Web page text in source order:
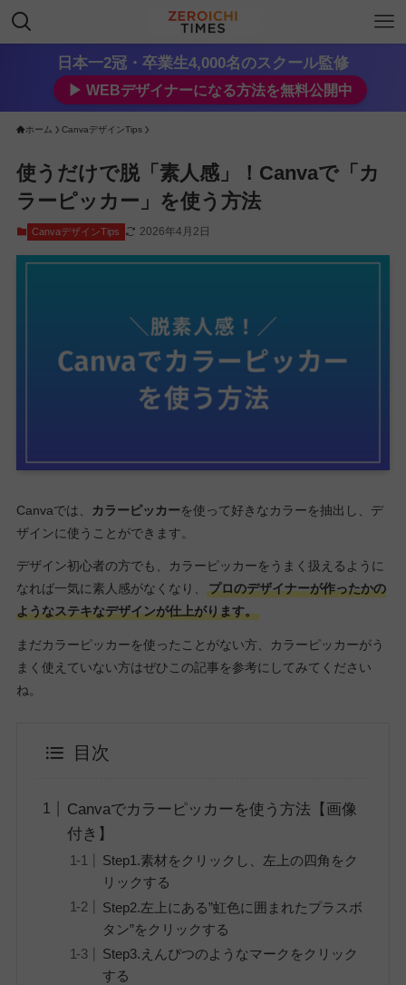
日本一2冠・卒業生4,000名のスクール監修
▶︎ WEBデザイナーになる方法を無料公開中
ホーム CanvaデザインTips
使うだけで脱「素人感」！Canvaで「カ
ラーピッカー」を使う方法
CanvaデザインTips 2026年4月2日
Canvaでは、 カラーピッカーを使って好きなカラーを抽出し、デ
ザインに使うことができます。
デザイン初心者の方でも、カラーピッカーをうまく扱えるように
なれば一気に素人感がなくなり、
プロのデザイナーが作ったかの
ようなステキなデザインが仕上がります。
まだカラーピッカーを使ったことがない方、カラーピッカーがう
まく使えていない方はぜひこの記事を参考にしてみてください
ね。
目次
Canvaでカラーピッカーを使う方法【画像
付き】
Step1.素材をクリックし、左上の四角をク
リックする
Step2.左上にある”虹色に囲まれたプラスボ
タン”をクリックする
Step3.えんぴつのようなマークをクリック
する